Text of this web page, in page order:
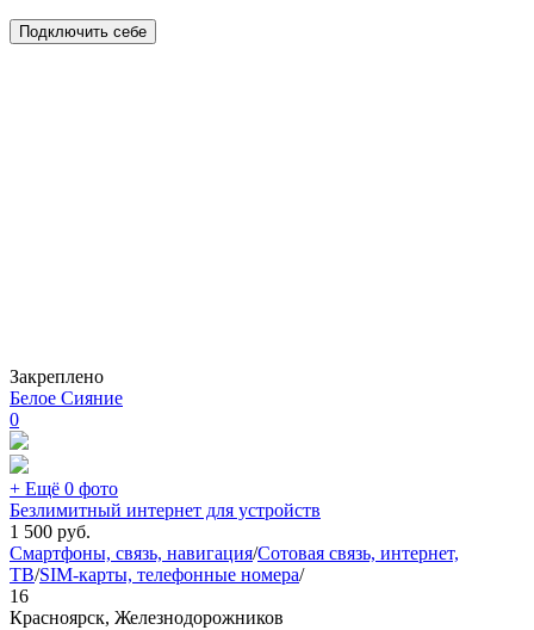
Подключить себе
Закреплено
Белое Сияние
0
+ Ещё 0 фото
Безлимитный интернет для устройств
1 500 руб.
Смартфоны, связь, навигация/Сотовая связь, интернет,
ТВ/SIM-карты, телефонные номера/
16
Красноярск, Железнодорожников